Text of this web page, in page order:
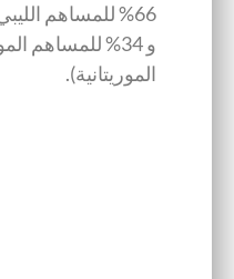
66% للمساهم
و 34% للمساهم
الموريتانية).